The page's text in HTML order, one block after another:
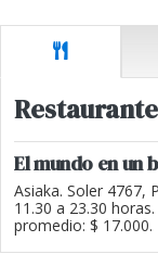
El mundo en un
Asiaka. Soler 4767,
11.30 a 23.30
promedio: $ 17.000.